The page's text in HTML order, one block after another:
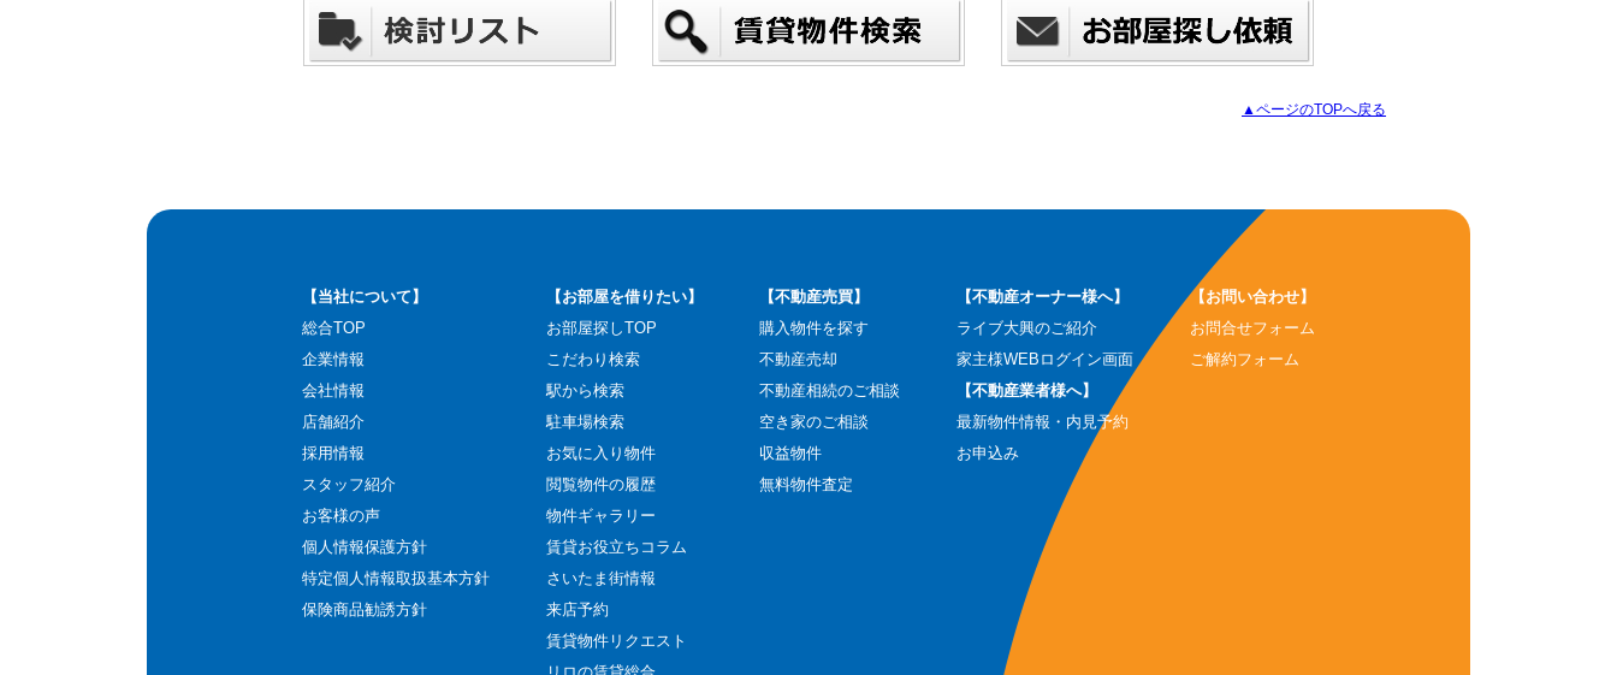
▲ページのTOPへ戻る
【当社について】
総合TOP
企業情報
会社情報
店舗紹介
採用情報
スタッフ紹介
お客様の声
個人情報保護方針
特定個人情報取扱基本方針
保険商品勧誘方針
【お部屋を借りたい】
お部屋探しTOP
こだわり検索
駅から検索
駐車場検索
お気に入り物件
閲覧物件の履歴
物件ギャラリー
賃貸お役立ちコラム
さいたま街情報
来店予約
賃貸物件リクエスト
【不動産売買】
購入物件を探す
不動産売却
不動産相続のご相談
空き家のご相談
収益物件
無料物件査定
【不動産オーナー様へ】
ライブ大興のご紹介
家主様WEBログイン画面
【不動産業者様へ】
最新物件情報・内見予約
お申込み
【お問い合わせ】
お問合せフォーム
ご解約フォーム